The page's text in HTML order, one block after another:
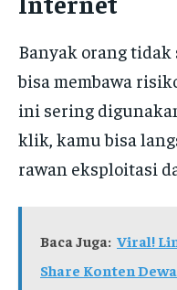
Banyak orang tidak
bisa membawa
ini sering
klik, kamu bisa
rawan eksploitasi
Baca Juga: Viral!
Share Konten